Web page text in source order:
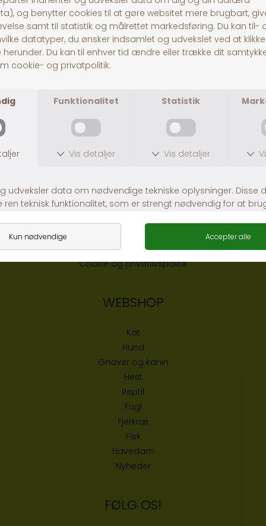
Pitó Auning
Centervej 10A
8963 Auning
CVR
© Pitó 2024, CVR 32696589
Butikkerne
Om os
Fragt og levering
Cookie og privatlivspolitik
WEBSHOP
Kat
Hund
Gnaver og kanin
Hest
Reptil
Fugl
Fjerkræ
Fisk
Havedam
Nyheder
FØLG OS!